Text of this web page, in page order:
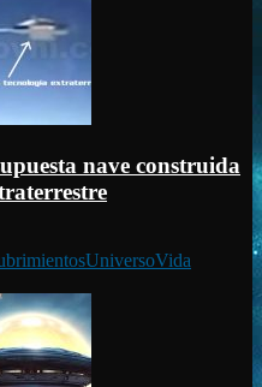
nave construida
UniversoVida